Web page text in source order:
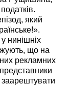
який
нинішніх
що на
рекламних